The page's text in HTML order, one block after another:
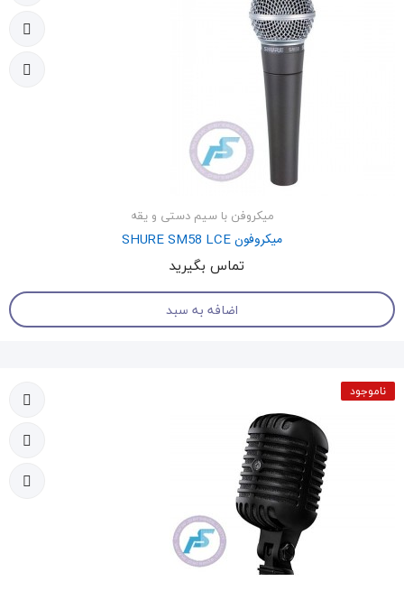
میکروفن با سیم دستی و یقه
میکروفون SHURE SM58 LCE
تماس بگیرید
اضافه به سبد
ناموجود